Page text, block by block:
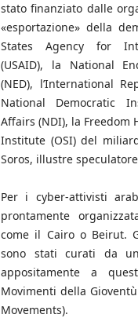
stato finanziato dalle
«esportazione» della
States Agency for
(USAID), la National
(NED), l’International
National Democratic
Affairs (NDI), la Freedom
Institute (OSI) del
Soros, illustre
Per i cyber-attivisti
prontamente
come il Cairo o Beirut.
sono stati curati da
appositamente a
Movimenti della
Movements).